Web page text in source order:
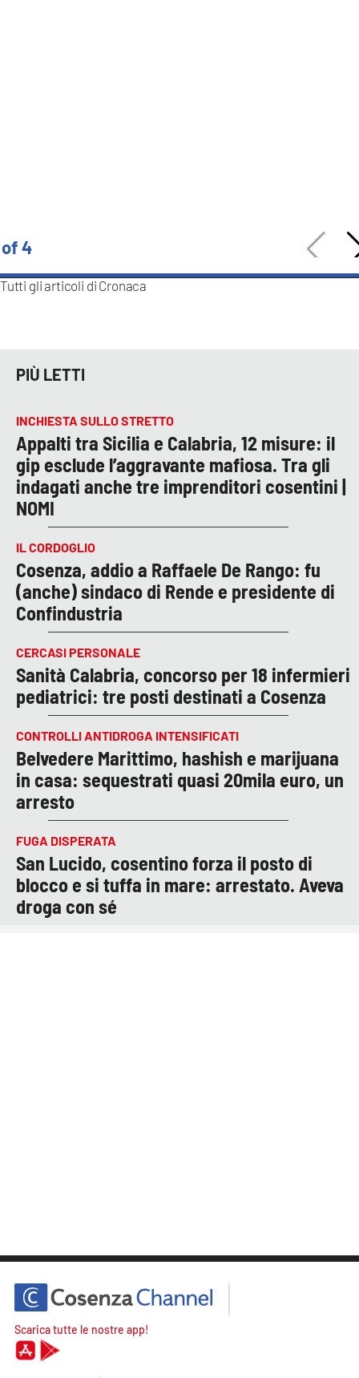
of 4
Tutti gli articoli di Cronaca
PIÙ LETTI
INCHIESTA SULLO STRETTO
Appalti tra Sicilia e Calabria, 12 misure: il
gip esclude l’aggravante mafiosa. Tra gli
indagati anche tre imprenditori cosentini |
NOMI
IL CORDOGLIO
Cosenza, addio a Raffaele De Rango: fu
(anche) sindaco di Rende e presidente di
Confindustria
CERCASI PERSONALE
Sanità Calabria, concorso per 18 infermieri
pediatrici: tre posti destinati a Cosenza
CONTROLLI ANTIDROGA INTENSIFICATI
Belvedere Marittimo, hashish e marijuana
in casa: sequestrati quasi 20mila euro, un
arresto
FUGA DISPERATA
San Lucido, cosentino forza il posto di
blocco e si tuffa in mare: arrestato. Aveva
droga con sé
Scarica tutte le nostre app!